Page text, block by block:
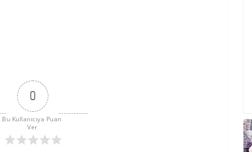
0
Bu Kullanıcıya Puan
Ver